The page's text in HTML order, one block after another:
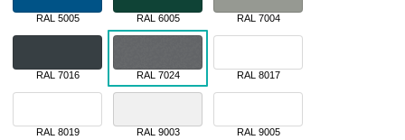
RAL 5005 RAL 6005 RAL 7004
RAL 7016 RAL 7024 RAL 8017
RAL 8019 RAL 9003 RAL 9005